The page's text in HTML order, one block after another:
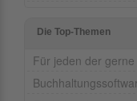
Die Top-Themen
Für jeden der